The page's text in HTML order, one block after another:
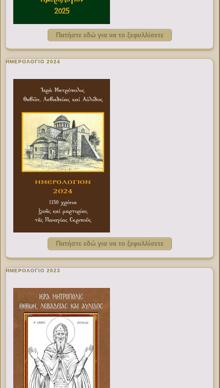
Πατήστε εδώ για να το ξεφυλλίσετε
ΗΜΕΡΟΛΟΓΙΟ 2024
Πατήστε εδώ για να το ξεφυλλίσετε
ΗΜΕΡΟΛΟΓΙΟ 2023